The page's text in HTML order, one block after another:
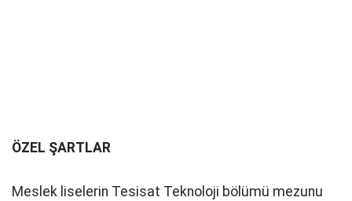
ÖZEL ŞARTLAR
Meslek liselerin Tesisat Teknoloji bölümü mezunu